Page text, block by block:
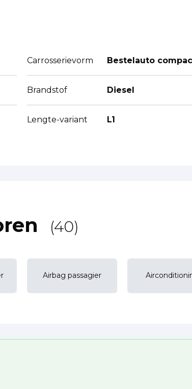
Carrosserievorm Bestelauto
Brandstof Diesel
Lengte-variant L1
(40)
Airbag passagier